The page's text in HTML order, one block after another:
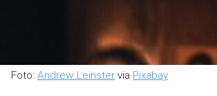
Foto: Andrew Leinster via Pixabay